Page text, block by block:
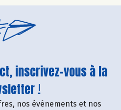
inscrivez-vous à la
!
nos événements et nos